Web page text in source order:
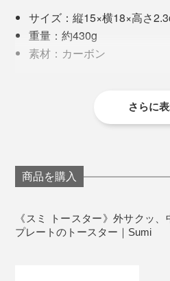
食卓にカセットコンロを出し
ちびちび飲るのもオツです。
長持ちのコツは4つ。
1. 空焚きをしない（予熱は2分）
3. シリコンなど柔らかい素材
4. 使用後は、冷めてから洗う
がつきにくく、長持ち。メー
トースター」を週に2、3回、5
がTVやSNSで取り上げられ
い可能性が広がっています。
町工場発・最先端調理器具『
電気トースターは場所をとる
一度に複数枚は焼けませんが
ん。
サイズ：縦15×横18×高さ
重量：約430g
素材：カーボン
対応熱源：ガスコンロ、
ーブン、電子レンジは不可
白剤、食洗機は不可）
さらに
商品を購入
《スミ トースター》外サクッ
プレートのトースター｜Sumi